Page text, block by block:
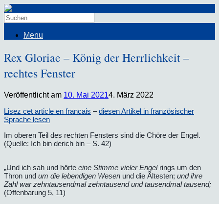
Menu
Rex Gloriae – König der Herrlichkeit –
rechtes Fenster
Veröffentlicht am 10. Mai 20214. März 2022
Lisez cet article en francais –diesen Artikel in französischer
Sprache lesen
Im oberen Teil des rechten Fensters sind die Chöre der Engel.
(Quelle: Ich bin derich bin – S. 42)
„Und ich sah und hörte eine Stimme vieler Engelrings um den
Thron und um die lebendigen Wesen und die Ältesten; und ihre
Zahl war zehntausendmal zehntausend und tausendmal tausend;
(Offenbarung 5, 11)